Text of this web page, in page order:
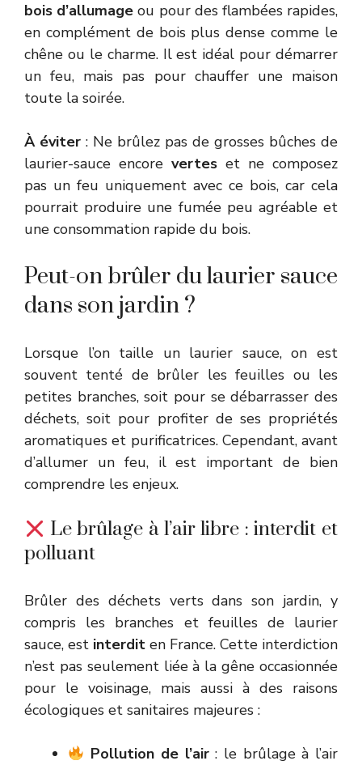
bois d’allumage ou pour des flambées rapides,
en complément de bois plus dense comme le
chêne ou le charme. Il est idéal pour démarrer
un feu, mais pas pour chauffer une maison
toute la soirée.
À éviter : Ne brûlez pas de grosses bûches de
laurier-sauce encore vertes et ne composez
pas un feu uniquement avec ce bois, car cela
pourrait produire une fumée peu agréable et
une consommation rapide du bois.
Peut-on brûler du laurier sauce
dans son jardin ?
Lorsque l’on taille un laurier sauce, on est
souvent tenté de brûler les feuilles ou les
petites branches, soit pour se débarrasser des
déchets, soit pour profiter de ses propriétés
aromatiques et purificatrices. Cependant, avant
d’allumer un feu, il est important de bien
comprendre les enjeux.
Le brûlage à l’air libre : interdit et
polluant
Brûler des déchets verts dans son jardin, y
compris les branches et feuilles de laurier
sauce, est interdit en France. Cette interdiction
n’est pas seulement liée à la gêne occasionnée
pour le voisinage, mais aussi à des raisons
écologiques et sanitaires majeures :
Pollution de l’air: le brûlage à l’air